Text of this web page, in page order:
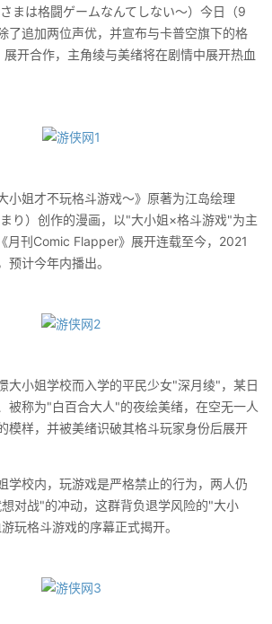
まは格闘ゲームなんてしない～）今日（9
了追加两位声优，并宣布与卡普空旗下的格
开合作，主角绫与美绪将在剧情中展开热血
姐才不玩格斗游戏～》原著为江岛绘理
まり）创作的漫画，以"大小姐×格斗游戏"为主
月刊Comic Flapper》展开连载至今，2021
预计今年内播出。
小姐学校而入学的平民少女"深月绫"，某日
被称为"白百合大人"的夜绘美绪，在空无一人
模样，并被美绪识破其格斗玩家身份后展开
校内，玩游戏是严格禁止的行为，两人仍
对战"的冲动，这群背负退学风险的"大小
玩格斗游戏的序幕正式揭开。